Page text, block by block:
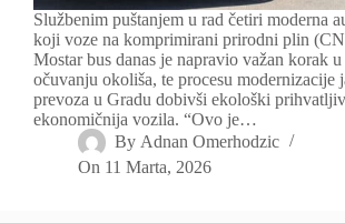
Službenim puštanjem u rad četiri moderna
koji voze na komprimirani prirodni plin
Mostar bus danas je napravio važan korak u
očuvanju okoliša, te procesu modernizacije
prevoza u Gradu dobivši ekološki
ekonomičnija vozila. “Ovo je…
By Adnan Omerhodzic
On 11 Marta, 2026